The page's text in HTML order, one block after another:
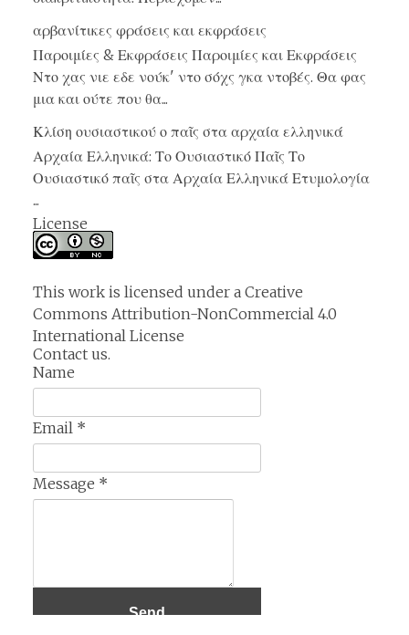
αρβανίτικες φράσεις και εκφράσεις
Παροιμίες & Εκφράσεις Παροιμίες και Εκφράσεις
Ντο χας νιε εδε νούκ' ντο σόχς γκα ντοβές. Θα φας
μια και ούτε που θα...
Κλίση ουσιαστικού ο παῖς στα αρχαία ελληνικά
Αρχαία Ελληνικά: Το Ουσιαστικό Παῖς Το
Ουσιαστικό παῖς στα Αρχαία Ελληνικά Ετυμολογία
...
License
This work is licensed under a Creative
Commons Attribution-NonCommercial 4.0
International License
Contact us.
Name
Email *
Message *